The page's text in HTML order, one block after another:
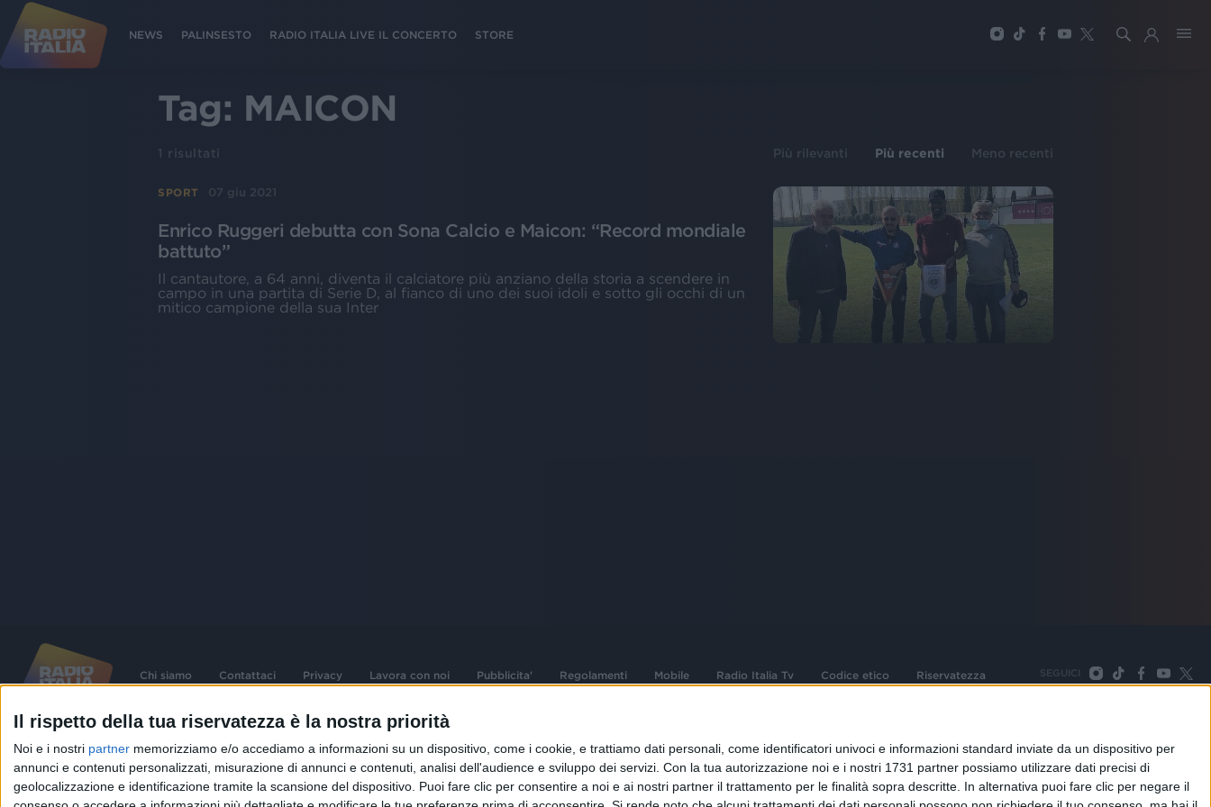
Il rispetto della tua riservatezza è la nostra priorità
Noi e i nostri partner memorizziamo e/o accediamo a informazioni su un dispositivo, come i cookie, e trattiamo dati personali, come identificatori univoci e informazioni standard inviate da un dispositivo per
annunci e contenuti personalizzati, misurazione di annunci e contenuti, analisi dell'audience e sviluppo dei servizi. Con la tua autorizzazione noi e i nostri 1731 partner possiamo utilizzare dati precisi di
geolocalizzazione e identificazione tramite la scansione del dispositivo. Puoi fare clic per consentire a noi e ai nostri partner il trattamento per le finalità sopra descritte. In alternativa puoi fare clic per negare il
NEWS PALINSESTO RADIO ITALIA LIVE IL CONCERTO STORE
Tag: MAICON
1 risultati Più rilevanti Più recenti Meno recenti
SPORT 07 giu 2021
Enrico Ruggeri debutta con Sona Calcio e Maicon: “Record mondiale
battuto”
Il cantautore, a 64 anni, diventa il calciatore più anziano della storia a scendere in
campo in una partita di Serie D, al fianco di uno dei suoi idoli e sotto gli occhi di un
mitico campione della sua Inter
Chi siamo Contattaci Privacy Lavora con noi Pubblicita' Regolamenti Mobile Radio Italia Tv Codice etico Riservatezza SEGUICI
©2026RADIO ITALIA S.p.A. P.IVA 06832230152 | Tutti i diritti riservati. Per le opere dell'ingegno
contenute nel sito sono stati assolti gli obblighi derivanti dalla normativa dei diritti d'autore e dei diritti
connessi.
Capitale Sociale € 580.000,00 interamente versato. Iscr. Reg. Imprese Milano - C.F. e n° iscrizione
Sede Amministrativa: Viale Europa 49, 20093 Cologno Monzese (Mi) |Tel. +39 02 254441 | Fax +39
02 25444220
Sede Legale: Via Savona 97, 20144 Milano
TORNA SU